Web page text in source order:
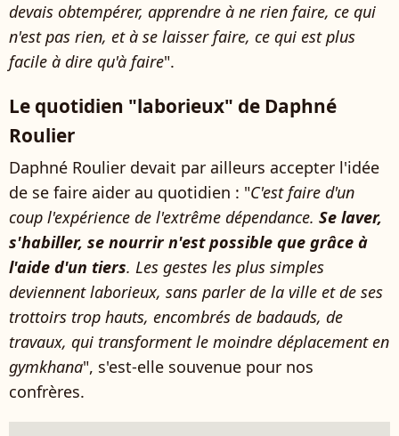
devais obtempérer, apprendre à ne rien faire, ce qui
n'est pas rien, et à se laisser faire, ce qui est plus
facile à dire qu'à faire".
Le quotidien "laborieux" de Daphné
Roulier
Daphné Roulier devait par ailleurs accepter l'idée
de se faire aider au quotidien : "C'est faire d'un
coup l'expérience de l'extrême dépendance. Se laver,
s'habiller, se nourrir n'est possible que grâce à
l'aide d'un tiers. Les gestes les plus simples
deviennent laborieux, sans parler de la ville et de ses
trottoirs trop hauts, encombrés de badauds, de
travaux, qui transforment le moindre déplacement en
gymkhana", s'est-elle souvenue pour nos
confrères.